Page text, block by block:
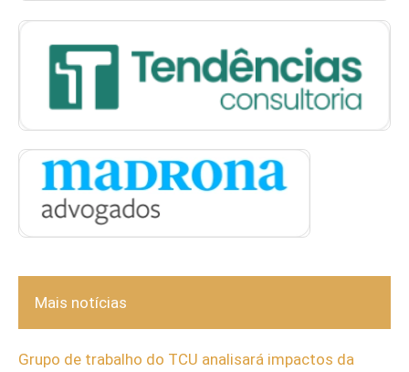
Mais notícias
Grupo de trabalho do TCU analisará impactos da